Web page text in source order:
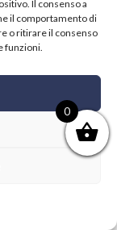
Il consenso a
il comportamento di
o ritirare il consenso
funzioni.
0